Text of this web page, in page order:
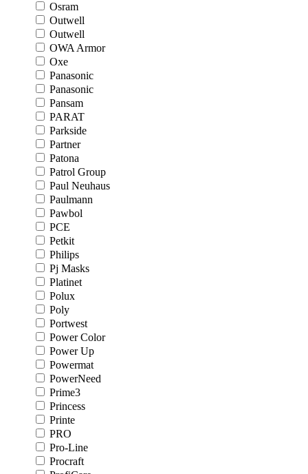
Osram
Outwell
Outwell
OWA Armor
Oxe
Panasonic
Panasonic
Pansam
PARAT
Parkside
Partner
Patona
Patrol Group
Paul Neuhaus
Paulmann
Pawbol
PCE
Petkit
Philips
Pj Masks
Platinet
Polux
Poly
Portwest
Power Color
Power Up
Powermat
PowerNeed
Prime3
Princess
Printe
PRO
Pro-Line
Procraft